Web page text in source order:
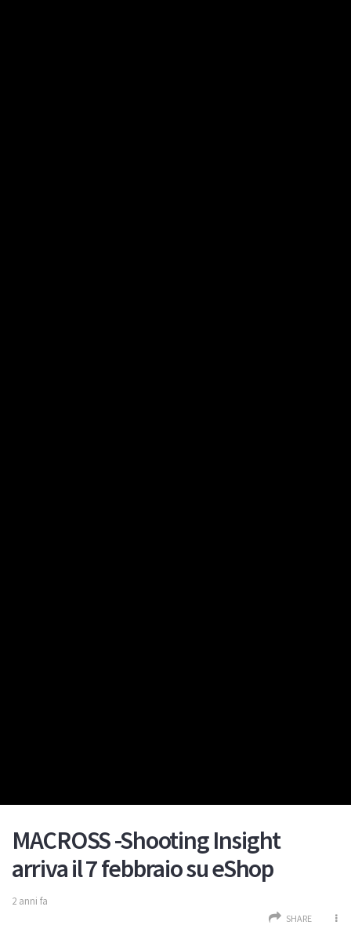
MACROSS -Shooting Insight
arriva il 7 febbraio su eShop
2 anni fa
SHARE